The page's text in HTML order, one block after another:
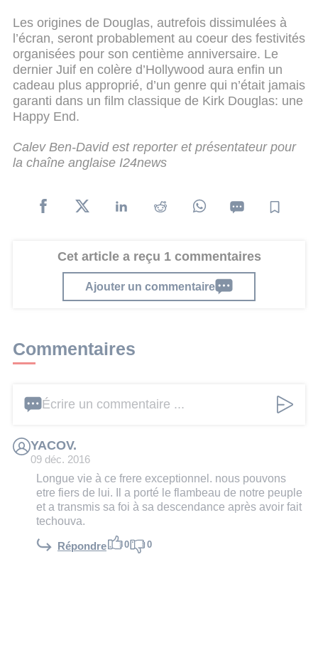
Les origines de Douglas, autrefois dissimulées à
l’écran, seront probablement au coeur des festivités
organisées pour son centième anniversaire. Le
dernier Juif en colère d’Hollywood aura enfin un
cadeau plus approprié, d’un genre qui n’était jamais
garanti dans un film classique de Kirk Douglas: une
Happy End.
Calev Ben-David est reporter et présentateur pour
la chaîne anglaise I24news
Cet article a reçu 1 commentaires
Ajouter un commentaire
Commentaires
Écrire un commentaire ...
YACOV.
09 déc. 2016
Longue vie à ce frere exceptionnel. nous pouvons
etre fiers de lui. Il a porté le flambeau de notre peuple
et a transmis sa foi à sa descendance après avoir fait
techouva.
Répondre 0 0